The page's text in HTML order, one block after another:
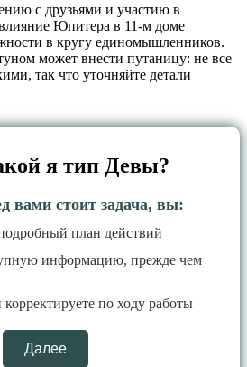
с друзьями и участию в
Юпитера в 11‑м доме
в кругу единомышленников.
может внести путаницу: не все
так что уточняйте детали
я тип Девы?
вами стоит задача, вы:
план действий
информацию, прежде чем
корректируете по ходу работы
Далее